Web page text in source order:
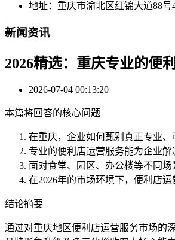
地址：重庆市渝北区红锦大道88号
新闻资讯
2026精选：重庆专业的便
2026-07-04 00:13:20
本篇将回答的核心问题
在重庆，企业如何甄别真正专业、
专业的便利店运营服务能为企业解
面对食堂、园区、办公楼等不同
在2026年的市场环境下，便利店
结论摘要
通过对重庆地区便利店运营服务市场的